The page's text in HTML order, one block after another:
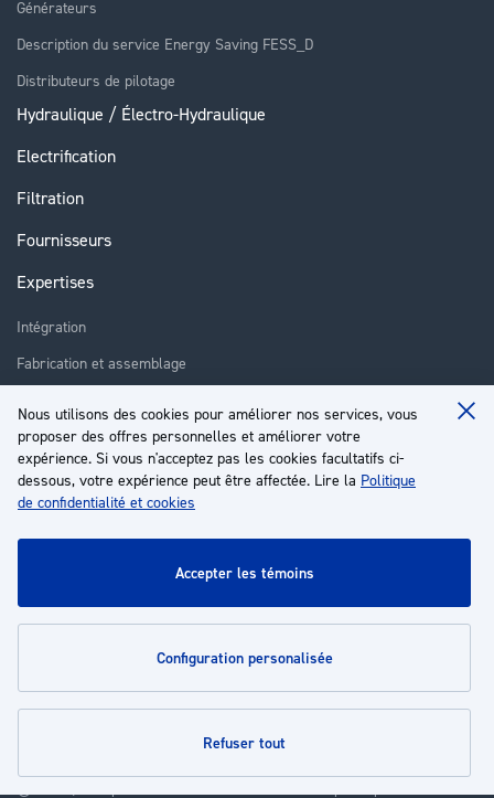
Nous utilisons des cookies pour améliorer nos services, vous
proposer des offres personnelles et améliorer votre
expérience. Si vous n'acceptez pas les cookies facultatifs ci-
dessous, votre expérience peut être affectée. Lire la Politique
de confidentialité et cookies
accepter les témoins
configuration personalisée
refuser tout
Générateurs
Description du service Energy Saving FESS_D
Distributeurs de pilotage
Hydraulique / Électro-Hydraulique
Electrification
Filtration
Fournisseurs
Expertises
Intégration
Fabrication et assemblage
Réparation
Formation
À propos
Service client